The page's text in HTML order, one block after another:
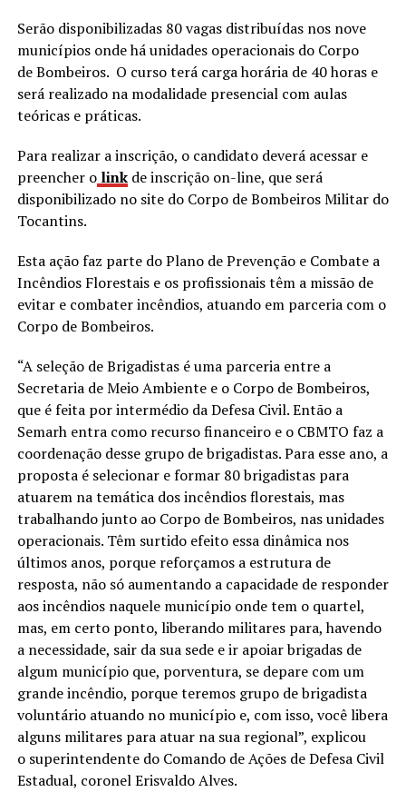
Serão disponibilizadas 80 vagas distribuídas nos nove
municípios onde há unidades operacionais do Corpo
de Bombeiros. O curso terá carga horária de 40 horas e
será realizado na modalidade presencial com aulas
teóricas e práticas.
Para realizar a inscrição, o candidato deverá acessar e
preencher o linkde inscrição on-line, que será
disponibilizado no site do Corpo de Bombeiros Militar do
Tocantins.
Esta ação faz parte do Plano de Prevenção e Combate a
Incêndios Florestais e os profissionais têm a missão de
evitar e combater incêndios, atuando em parceria com o
Corpo de Bombeiros.
“A seleção de Brigadistas é uma parceria entre a
Secretaria de Meio Ambiente e o Corpo de Bombeiros,
que é feita por intermédio da Defesa Civil. Então a
Semarh entra como recurso financeiro e o CBMTO faz a
coordenação desse grupo de brigadistas. Para esse ano, a
proposta é selecionar e formar 80 brigadistas para
atuarem na temática dos incêndios florestais, mas
trabalhando junto ao Corpo de Bombeiros, nas unidades
operacionais. Têm surtido efeito essa dinâmica nos
últimos anos, porque reforçamos a estrutura de
resposta, não só aumentando a capacidade de responder
aos incêndios naquele município onde tem o quartel,
mas, em certo ponto, liberando militares para, havendo
a necessidade, sair da sua sede e ir apoiar brigadas de
algum município que, porventura, se depare com um
grande incêndio, porque teremos grupo de brigadista
voluntário atuando no município e, com isso, você libera
alguns militares para atuar na sua regional”, explicou
o superintendente do Comando de Ações de Defesa Civil
Estadual, coronel Erisvaldo Alves.